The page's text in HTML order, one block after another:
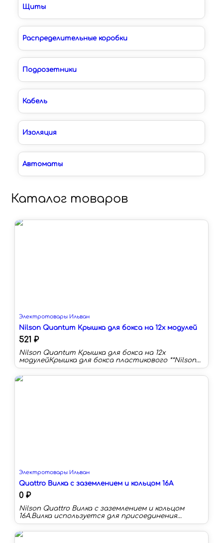
Щиты
Распределительные коробки
Подрозетники
Кабель
Изоляция
Автоматы
Каталог товаров
Электротовары Ильван
Nilson Quantum Крышка для бокса на 12х модулей
521 ₽
Nilson Quantum Крышка для бокса на 12х
модулейКрышка для бокса пластикового **Nilson
Quantum** является важной частью
электрического бокса, который отвечает за
распределение электролиний в помещениях.
Электротовары Ильван
Quattro Вилка с заземлением и кольцом 16A
0 ₽
Nilson Quattro Вилка с заземлением и кольцом
16A.Вилка используется для присоединения
электрических устройств к сети.Корпус
изготовлен из высококачественного пластика,
который устойчив к